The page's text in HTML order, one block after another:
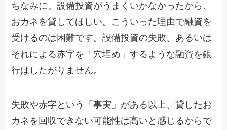
ちなみに。設備投資がうまくいかなかったから、
おカネを貸してほしい。こういった理由で融資を
受けるのは困難です。設備投資の失敗、あるいは
それによる赤字を「穴埋め」するような融資を銀
行はしたがりません。
失敗や赤字という「事実」がある以上、貸したお
カネを回収できない可能性は高いと感じるからで